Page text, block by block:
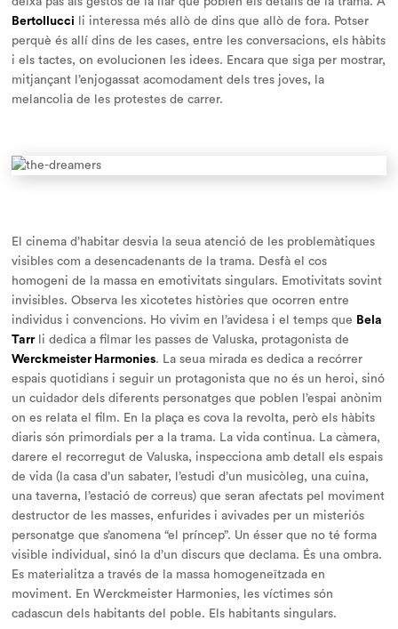
Bertollucci li interessa més allò de dins que allò de fora. Potser
perquè és allí dins de les cases, entre les conversacions, els hàbits
i els tactes, on evolucionen les idees. Encara que siga per mostrar,
mitjançant l’enjogassat acomodament dels tres joves, la
melancolia de les protestes de carrer.
El cinema d’habitar desvia la seua atenció de les problemàtiques
visibles com a desencadenants de la trama. Desfà el cos
homogeni de la massa en emotivitats singulars. Emotivitats sovint
invisibles. Observa les xicotetes històries que ocorren entre
individus i convencions. Ho vivim en l’avidesa i el temps que Bela
Tarrli dedica a filmar les passes de Valuska, protagonista de
Werckmeister Harmonies. La seua mirada es dedica a recórrer
espais quotidians i seguir un protagonista que no és un heroi, sinó
un cuidador dels diferents personatges que poblen l’espai anònim
on es relata el film. En la plaça es cova la revolta, però els hàbits
diaris són primordials per a la trama. La vida continua. La càmera,
darere el recorregut de Valuska, inspecciona amb detall els espais
de vida (la casa d’un sabater, l’estudi d’un musicòleg, una cuina,
una taverna, l’estació de correus) que seran afectats pel moviment
destructor de les masses, enfurides i avivades per un misteriós
personatge que s’anomena “el príncep”. Un ésser que no té forma
visible individual, sinó la d’un discurs que declama. És una ombra.
Es materialitza a través de la massa homogeneïtzada en
moviment. En Werckmeister Harmonies, les víctimes són
cadascun dels habitants del poble. Els habitants singulars.